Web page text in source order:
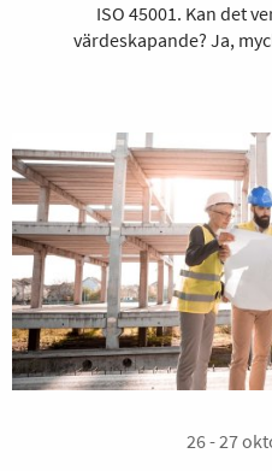
ISO 45001. Kan det
värdeskapande? Ja,
26 - 27